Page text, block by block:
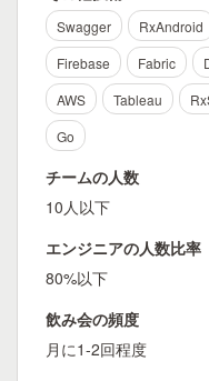
Swagger RxAndroid
Firebase
Fabric
AWS
Tableau
Go
チームの人数
10人以下
エンジニアの人数比率
80%以下
飲み会の頻度
月に1-2回程度